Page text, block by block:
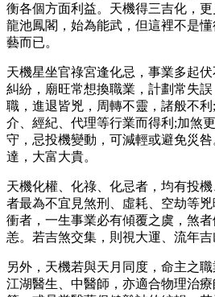
衡各個方面利益。天機得三吉化，
龍池鳳閣，始為能武，但這裡不是
藝而已。
天機星坐官祿宮逢化忌，事業多起
糾紛，廟旺常想換職業，計劃常失
職，進退皆兇，周轉不靈，諸般不
介、經紀、代理等行業而得利;加煞
守，忌投機變動，可減輕或避免災
達，大富大貴。
天機化權、化祿、化忌者，均有投
者最為不宜見煞刑、虛耗、空劫等
衝者，一生事業必有傾覆之虞，煞
恙。若吉煞交集，則視大運、流年吉
另外，天機若與天月同度，命主之
江湖醫生、中醫師，亦適合物理治